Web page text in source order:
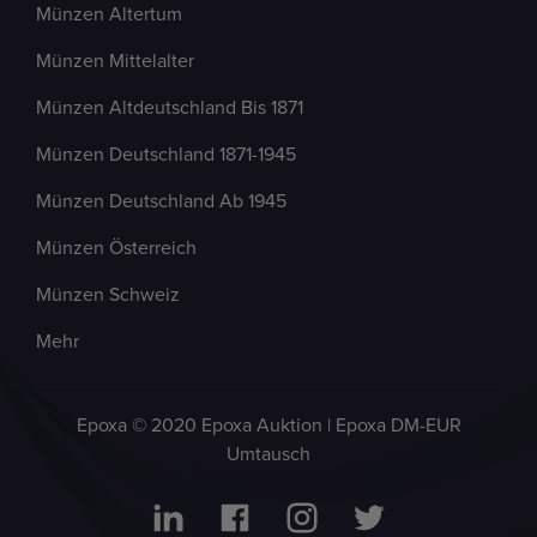
Münzen Altertum
Münzen Mittelalter
Münzen Altdeutschland Bis 1871
Münzen Deutschland 1871-1945
Münzen Deutschland Ab 1945
Münzen Österreich
Münzen Schweiz
Mehr
Epoxa © 2020 Epoxa Auktion | Epoxa DM-EUR
Umtausch